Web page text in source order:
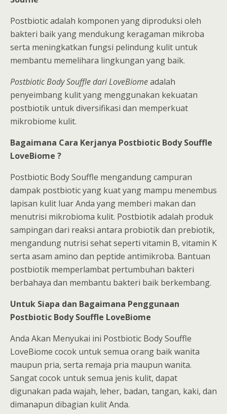
Postbiotic adalah komponen yang diproduksi oleh
bakteri baik yang mendukung keragaman mikroba
serta meningkatkan fungsi pelindung kulit untuk
membantu memelihara lingkungan yang baik.
Postbiotic Body Souffle dari LoveBiomeadalah
penyeimbang kulit yang menggunakan kekuatan
postbiotik untuk diversifikasi dan memperkuat
mikrobiome kulit.
Bagaimana Cara Kerjanya Postbiotic Body Souffle
LoveBiome ?
Postbiotic Body Souffle mengandung campuran
dampak postbiotic yang kuat yang mampu menembus
lapisan kulit luar Anda yang memberi makan dan
menutrisi mikrobioma kulit. Postbiotik adalah produk
sampingan dari reaksi antara probiotik dan prebiotik,
mengandung nutrisi sehat seperti vitamin B, vitamin K
serta asam amino dan peptide antimikroba. Bantuan
postbiotik memperlambat pertumbuhan bakteri
berbahaya dan membantu bakteri baik berkembang.
Untuk Siapa dan Bagaimana Penggunaan
Postbiotic Body Souffle LoveBiome
Anda Akan Menyukai ini Postbiotic Body Souffle
LoveBiome cocok untuk semua orang baik wanita
maupun pria, serta remaja pria maupun wanita.
Sangat cocok untuk semua jenis kulit, dapat
digunakan pada wajah, leher, badan, tangan, kaki, dan
dimanapun dibagian kulit Anda.